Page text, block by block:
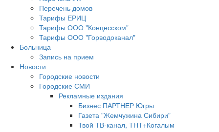
Перечень домов
Тарифы ЕРИЦ
Тарифы ООО "Концесском"
Тарифы ООО "Горводоканал"
Больница
Запись на прием
Новости
Городские новости
Городские СМИ
Рекламные издания
Бизнес ПАРТНЕР Югры
Газета "Жемчужина Сибири"
Твой ТВ-канал, ТНТ+Когалым